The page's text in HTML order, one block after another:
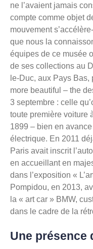
ne l’avaient jamais
compte comme objet
mouvement
que nous la
équipes de ce musée
de ses collections au
le-Duc, aux Pays Bas,
more beautiful – the
3 septembre : celle
toute première voiture
1899 – bien en
électrique. En 2011
Paris avait inscrit
en accueillant en
dans l’exposition «
Pompidou, en 2013,
la « art car » BMW,
dans le cadre de la
Une présence